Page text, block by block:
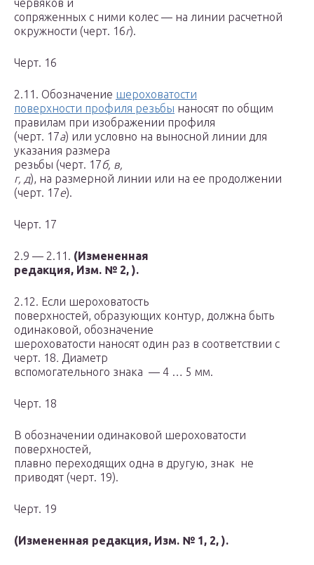
червяков и
сопряженных с ними колес — на линии расчетной
окружности (черт. 16г).
Черт. 16
2.11. Обозначение шероховатости
поверхности профиля резьбы наносят по общим
правилам при изображении профиля
(черт. 17а) или условно на выносной линии для
указания размера
резьбы (черт. 17б, в,
г, д), на размерной линии или на ее продолжении
(черт. 17е).
Черт. 17
2.9 — 2.11. (Измененная
редакция, Изм. № 2, ).
2.12. Если шероховатость
поверхностей, образующих контур, должна быть
одинаковой, обозначение
шероховатости наносят один раз в соответствии с
черт. 18. Диаметр
вспомогательного знака — 4 … 5 мм.
Черт. 18
В обозначении одинаковой шероховатости
поверхностей,
плавно переходящих одна в другую, знак не
приводят (черт. 19).
Черт. 19
(Измененная редакция, Изм. № 1, 2, ).